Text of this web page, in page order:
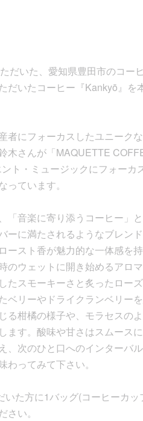
だいた、愛知県豊田市のコー
だいたコーヒー『Kankyō』を
者にフォーカスしたユニーク
さんが「MAQUETTE
ト・ミュージックにフォーカ
ています。
音楽に寄り添うコーヒー」
に満たされるようなブレン
スト香が魅力的な一体感を
ウェットに開き始めるアロ
スモーキーさと炙ったロー
リーやドライクランベリー
柑橘の様子や、モラセスの
す。酸味や甘さはスムース
次のひと口へのインターバ
ってみて下さい。
た方に1バッグ(コーヒーカッ
い。